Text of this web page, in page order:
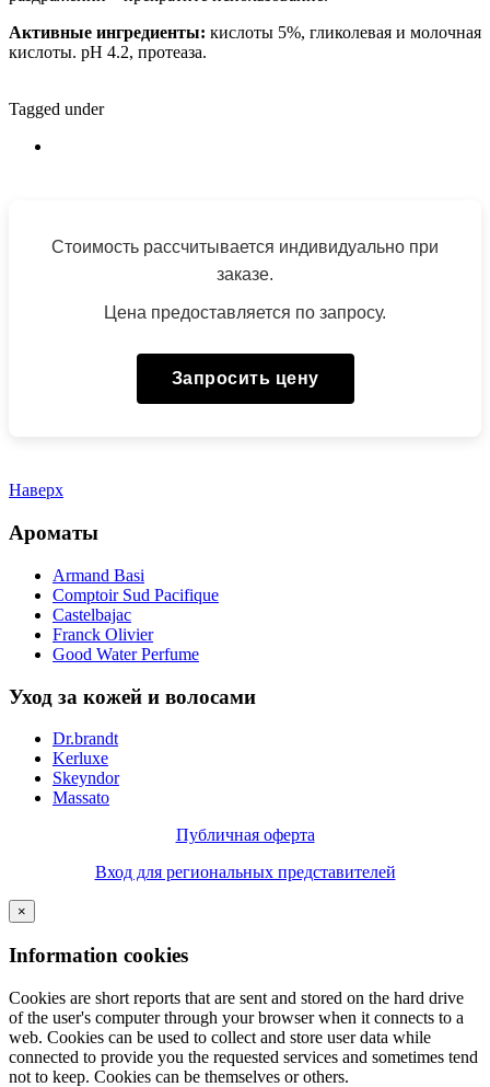
Активные ингредиенты: кислоты 5%, гликолевая и молочная
кислоты. pH 4.2, протеаза.
Tagged under
Стоимость рассчитывается индивидуально при
заказе.
Цена предоставляется по запросу.
Запросить цену
Наверх
Ароматы
Armand Basi
Comptoir Sud Pacifique
Castelbajac
Franck Olivier
Good Water Perfume
Уход за кожей и волосами
Dr.brandt
Kerluxe
Skeyndor
Massato
Публичная оферта
Вход для региональных представителей
×
Information cookies
Cookies are short reports that are sent and stored on the hard drive
of the user's computer through your browser when it connects to a
web. Cookies can be used to collect and store user data while
connected to provide you the requested services and sometimes tend
not to keep. Cookies can be themselves or others.